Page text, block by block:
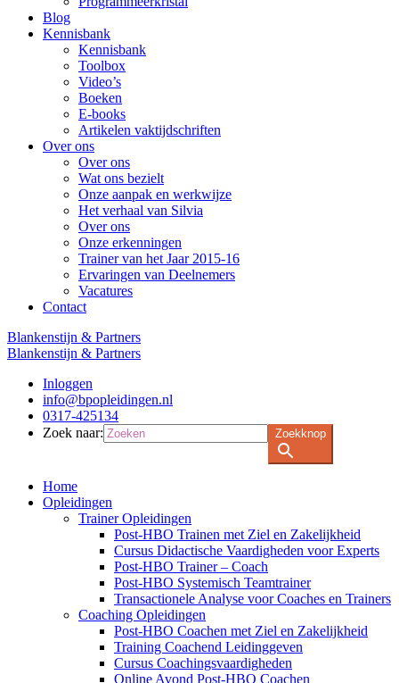
Blog
Kennisbank
Kennisbank
Toolbox
Video’s
Boeken
E-books
Artikelen vaktijdschriften
Over ons
Over ons
Wat ons bezielt
Onze aanpak en werkwijze
Het verhaal van Silvia
Over ons
Onze erkenningen
Trainer van het Jaar 2015-16
Ervaringen van Deelnemers
Vacatures
Contact
Blankenstijn & Partners
Blankenstijn & Partners
Inloggen
info@bpopleidingen.nl
0317-425134
Zoek naar:
Zoekknop
Home
Opleidingen
Trainer Opleidingen
Post-HBO Trainen met Ziel en Zakelijkheid
Cursus Didactische Vaardigheden voor Experts
Post-HBO Trainer – Coach
Post-HBO Systemisch Teamtrainer
Transactionele Analyse voor Coaches en Trainers
Coaching Opleidingen
Post-HBO Coachen met Ziel en Zakelijkheid
Training Coachend Leidinggeven
Cursus Coachingsvaardigheden
Online Avond Post-HBO Coachen